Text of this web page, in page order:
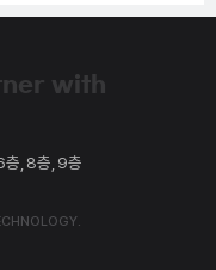
with
, 8층, 9층